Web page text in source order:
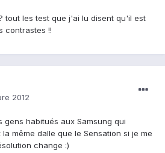
tout les test que j'ai lu disent qu'il est
contrastes !!
2012
habitués aux Samsung qui
même dalle que le Sensation si je me
change :)